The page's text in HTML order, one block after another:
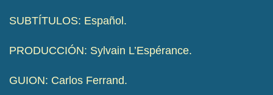
SUBTÍTULOS: Español.
PRODUCCIÓN: Sylvain L’Espérance.
GUION: Carlos Ferrand.